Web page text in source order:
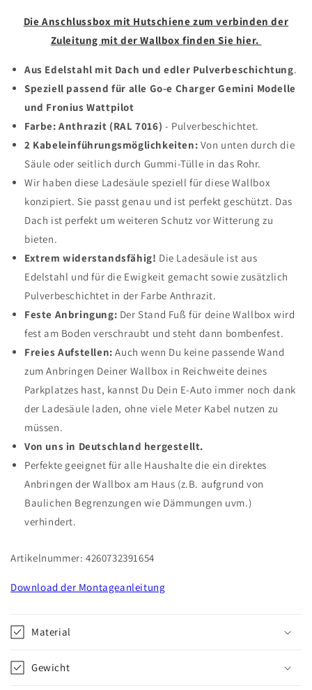
Die Anschlussbox mit Hutschiene zum verbinden der
Zuleitung mit der Wallbox finden Sie hier.
Aus Edelstahl mit Dach und edler Pulverbeschichtung.
Speziell passend für alle Go-e Charger Gemini Modelle
und Fronius Wattpilot
Farbe: Anthrazit (RAL 7016) - Pulverbeschichtet.
2 Kabeleinführungsmöglichkeiten: Von unten durch die
Säule oder seitlich durch Gummi-Tülle in das Rohr.
Wir haben diese Ladesäule speziell für diese Wallbox
konzipiert. Sie passt genau und ist perfekt geschützt. Das
Dach ist perfekt um weiteren Schutz vor Witterung zu
bieten.
Extrem widerstandsfähig! Die Ladesäule ist aus
Edelstahl und für die Ewigkeit gemacht sowie zusätzlich
Pulverbeschichtet in der Farbe Anthrazit.
Feste Anbringung: Der Stand Fuß für deine Wallbox wird
fest am Boden verschraubt und steht dann bombenfest.
Freies Aufstellen: Auch wenn Du keine passende Wand
zum Anbringen Deiner Wallbox in Reichweite deines
Parkplatzes hast, kannst Du Dein E-Auto immer noch dank
der Ladesäule laden, ohne viele Meter Kabel nutzen zu
müssen.
Von uns in Deutschland hergestellt.
Perfekte geeignet für alle Haushalte die ein direktes
Anbringen der Wallbox am Haus (z.B. aufgrund von
Baulichen Begrenzungen wie Dämmungen uvm.)
verhindert.
Artikelnummer: 4260732391654
Download der Montageanleitung
Material
Gewicht